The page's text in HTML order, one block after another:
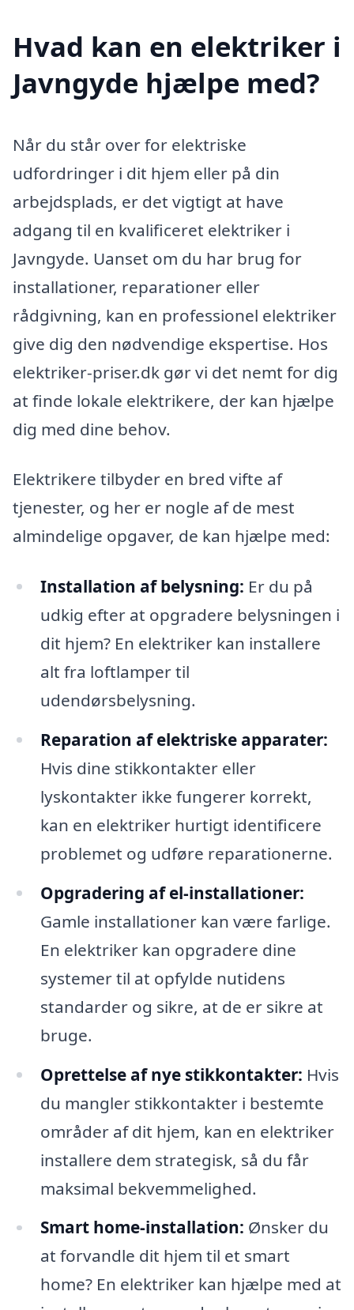
Hvad kan en elektriker i
Javngyde hjælpe med?
Når du står over for elektriske
udfordringer i dit hjem eller på din
arbejdsplads, er det vigtigt at have
adgang til en kvalificeret elektriker i
Javngyde. Uanset om du har brug for
installationer, reparationer eller
rådgivning, kan en professionel elektriker
give dig den nødvendige ekspertise. Hos
elektriker-priser.dk gør vi det nemt for dig
at finde lokale elektrikere, der kan hjælpe
dig med dine behov.
Elektrikere tilbyder en bred vifte af
tjenester, og her er nogle af de mest
almindelige opgaver, de kan hjælpe med:
Installation af belysning: Er du på
udkig efter at opgradere belysningen i
dit hjem? En elektriker kan installere
alt fra loftlamper til
udendørsbelysning.
Reparation af elektriske apparater:
Hvis dine stikkontakter eller
lyskontakter ikke fungerer korrekt,
kan en elektriker hurtigt identificere
problemet og udføre reparationerne.
Opgradering af el-installationer:
Gamle installationer kan være farlige.
En elektriker kan opgradere dine
systemer til at opfylde nutidens
standarder og sikre, at de er sikre at
bruge.
Oprettelse af nye stikkontakter: Hvis
du mangler stikkontakter i bestemte
områder af dit hjem, kan en elektriker
installere dem strategisk, så du får
maksimal bekvemmelighed.
Smart home-installation: Ønsker du
at forvandle dit hjem til et smart
home? En elektriker kan hjælpe med at